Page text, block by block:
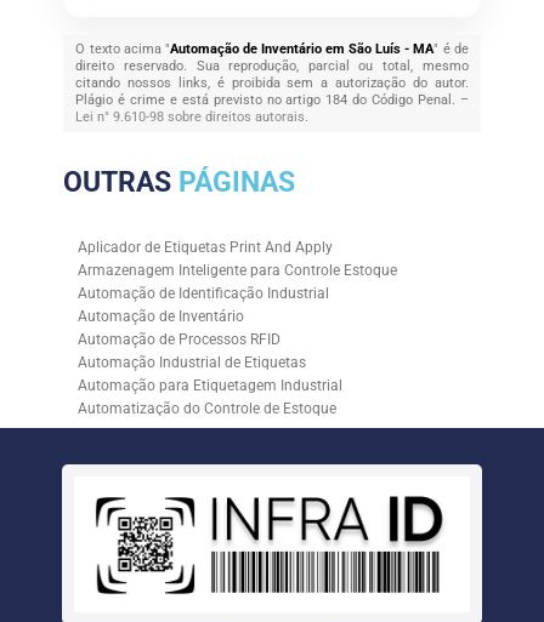
O texto acima "Automação de Inventário em São Luís - MA" é de
direito reservado. Sua reprodução, parcial ou total, mesmo
citando nossos links, é proibida sem a autorização do autor.
Plágio é crime e está previsto no artigo 184 do Código Penal. –
Lei n° 9.610-98 sobre direitos autorais.
OUTRAS PÁGINAS
Aplicador de Etiquetas Print And Apply
Armazenagem Inteligente para Controle Estoque
Automação de Identificação Industrial
Automação de Inventário
Automação de Processos RFID
Automação Industrial de Etiquetas
Automação para Etiquetagem Industrial
Automatização do Controle de Estoque
Controle de Estoque com RFID
Empresa de Automação para Processos Logísticos
Empresa de Rastreabilidade Industrial
Empresa de Soluções para Etiquetagem
Empresa Especializada em Inventário de Estoque
Etiqueta RFID para Controle de Estoque